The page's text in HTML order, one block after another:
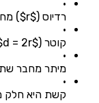
רדיוס ($r$) מחבר מרכז למעגל; כל הרדיוסים שווים באורכם
קוטר ($d = 2r$) הוא המיתר הארוך ביותר העובר דרך המרכז
מיתר מחבר שתי
קשת היא חלק